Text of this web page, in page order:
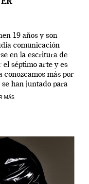
19 años y son
comunicación
en la escritura de
el séptimo arte y es
conozcamos más por
han juntado para
[…]
MÁS